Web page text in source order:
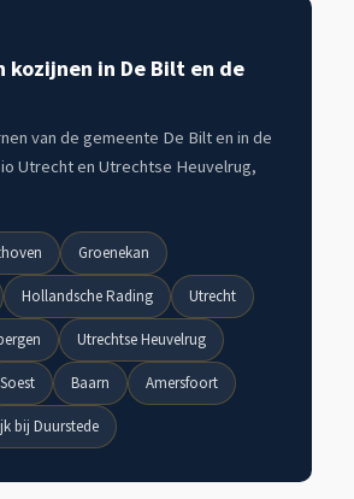
kozijnen in De Bilt en de
van de gemeente De Bilt en in de
Utrecht en Utrechtse Heuvelrug,
Groenekan
Hollandsche Rading Utrecht
Utrechtse Heuvelrug
Soest Baarn Amersfoort
bij Duurstede